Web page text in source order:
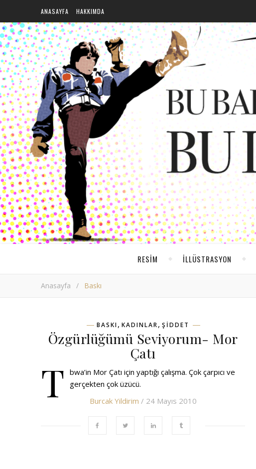
ANASAYFA HAKKIMDA
RESIM ILLÜSTRASYON
Anasayfa / Baskı
BASKI, KADINLAR, ŞIDDET
Özgürlüğümü Seviyorum- Mor
Çatı
T bwa’in Mor Çatı için yaptığı çalışma. Çok çarpıcı ve
gerçekten çok üzücü.
Burcak Yildirim / 24 Mayıs 2010